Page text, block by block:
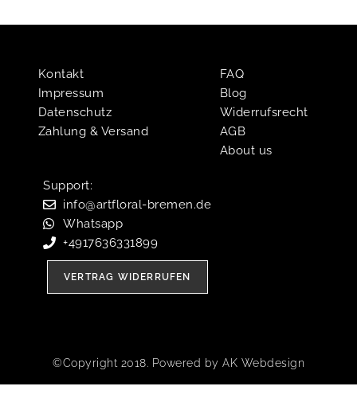
Kontakt
Impressum
Datenschutz
Zahlung & Versand
FAQ
Blog
Widerrufsrecht
AGB
About us
Support:​
info@artfloral-bremen.de
Whatsapp
+4917636331899
VERTRAG WIDERRUFEN
©Copyright 2018. Powered by AK Webdesign